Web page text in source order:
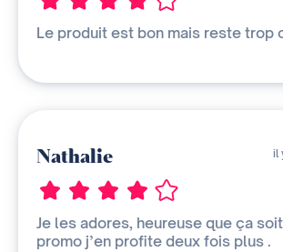
Le produit est bon mais reste trop
Nathalie il
Je les adores, heureuse que ça
promo j’en profite deux fois plus .